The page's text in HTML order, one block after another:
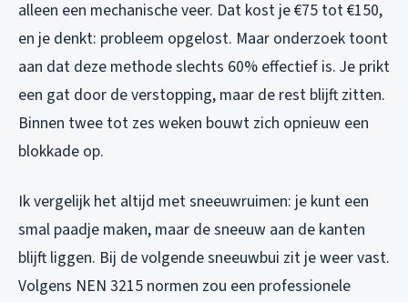
alleen een mechanische veer. Dat kost je €75 tot €150,
en je denkt: probleem opgelost. Maar onderzoek toont
aan dat deze methode slechts 60% effectief is. Je prikt
een gat door de verstopping, maar de rest blijft zitten.
Binnen twee tot zes weken bouwt zich opnieuw een
blokkade op.
Ik vergelijk het altijd met sneeuwruimen: je kunt een
smal paadje maken, maar de sneeuw aan de kanten
blijft liggen. Bij de volgende sneeuwbui zit je weer vast.
Volgens NEN 3215 normen zou een professionele